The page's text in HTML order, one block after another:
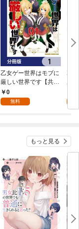
乙女ゲー世界はモブに
厳しい世界です【共和
国編】【分冊版】 1
0
無料
乙
もっと見る